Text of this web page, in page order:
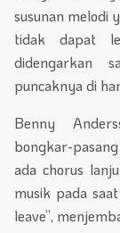
susunan melodi
tidak dapat
didengarkan
puncaknya di
Benny
bongkar-
ada chorus
musik pada
leave”,